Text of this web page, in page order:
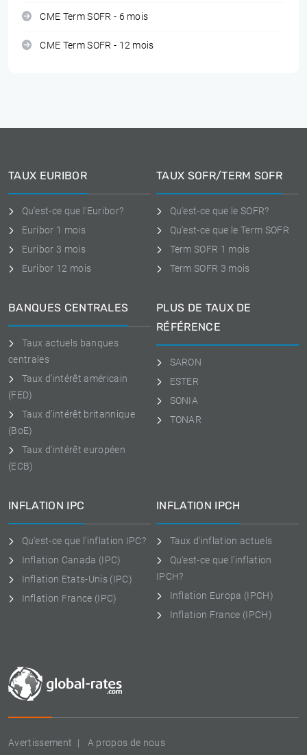
CME Term SOFR - 6 mois
CME Term SOFR - 12 mois
Avertissement A propos de nous
TAUX EURIBOR
Qu'est-ce que l'Euribor?
Euribor 1 mois
Euribor 3 mois
Euribor 12 mois
TAUX SOFR/TERM SOFR
Qu'est-ce que le SOFR?
Qu'est-ce que le Term SOFR
Term SOFR 1 mois
Term SOFR 3 mois
BANQUES CENTRALES
Taux actuels banques
centrales
Taux d'intérêt américain
(FED)
Taux d'intérêt britannique
(BoE)
Taux d'intérêt européen
(ECB)
PLUS DE TAUX DE
RÉFÉRENCE
SARON
ESTER
SONIA
TONAR
INFLATION IPC
Qu'est-ce que l'inflation IPC?
Inflation Canada (IPC)
Inflation Etats-Unis (IPC)
Inflation France (IPC)
INFLATION IPCH
Taux d'inflation actuels
Qu'est-ce que l'inflation
IPCH?
Inflation Europa (IPCH)
Inflation France (IPCH)